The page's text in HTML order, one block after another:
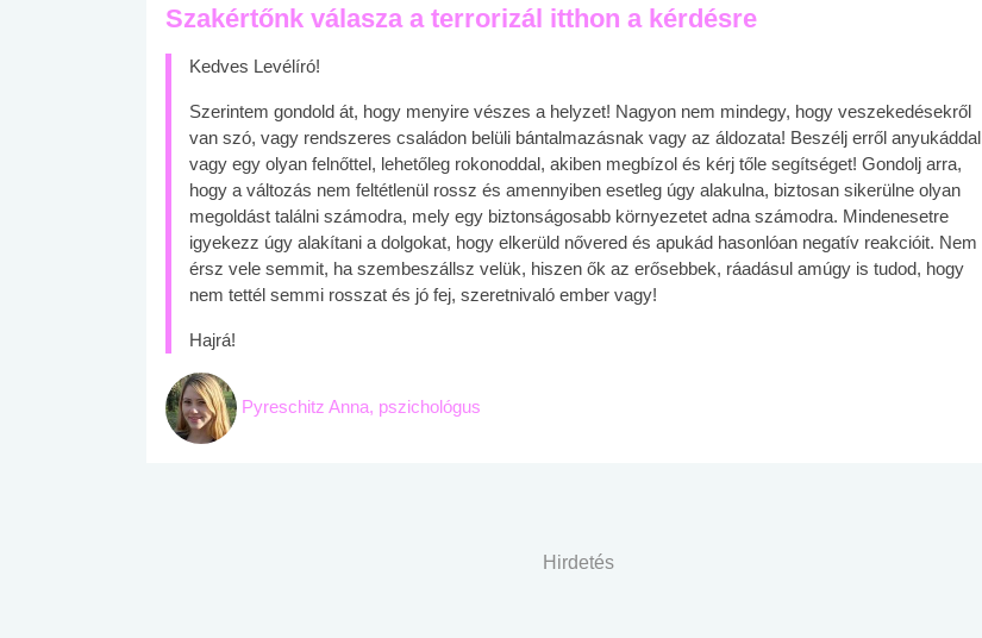
Szakértőnk válasza a terrorizál itthon a kérdésre
Kedves Levélíró!
Szerintem gondold át, hogy menyire vészes a helyzet! Nagyon nem mindegy, hogy veszekedésekről
van szó, vagy rendszeres családon belüli bántalmazásnak vagy az áldozata! Beszélj erről anyukáddal
vagy egy olyan felnőttel, lehetőleg rokonoddal, akiben megbízol és kérj tőle segítséget! Gondolj arra,
hogy a változás nem feltétlenül rossz és amennyiben esetleg úgy alakulna, biztosan sikerülne olyan
megoldást találni számodra, mely egy biztonságosabb környezetet adna számodra. Mindenesetre
igyekezz úgy alakítani a dolgokat, hogy elkerüld nővered és apukád hasonlóan negatív reakcióit. Nem
érsz vele semmit, ha szembeszállsz velük, hiszen ők az erősebbek, ráadásul amúgy is tudod, hogy
nem tettél semmi rosszat és jó fej, szeretnivaló ember vagy!
Hajrá!
Pyreschitz Anna, pszichológus
Hirdetés